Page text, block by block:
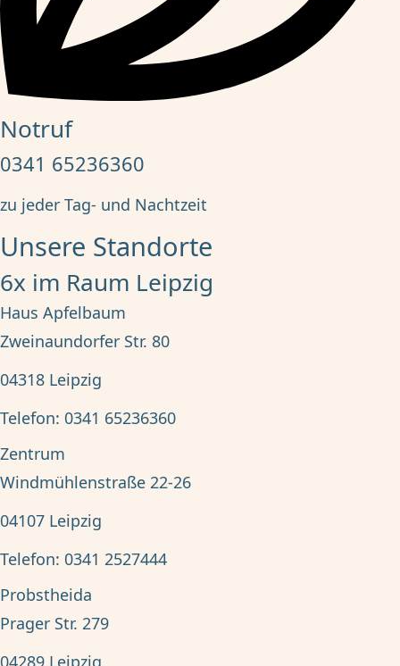
Notruf
0341 65236360
zu jeder Tag- und Nachtzeit
Unsere Standorte
6x im Raum Leipzig
Haus Apfelbaum
Zweinaundorfer Str. 80
04318 Leipzig
Telefon: 0341 65236360
Zentrum
Windmühlenstraße 22-26
04107 Leipzig
Telefon: 0341 2527444
Probstheida
Prager Str. 279